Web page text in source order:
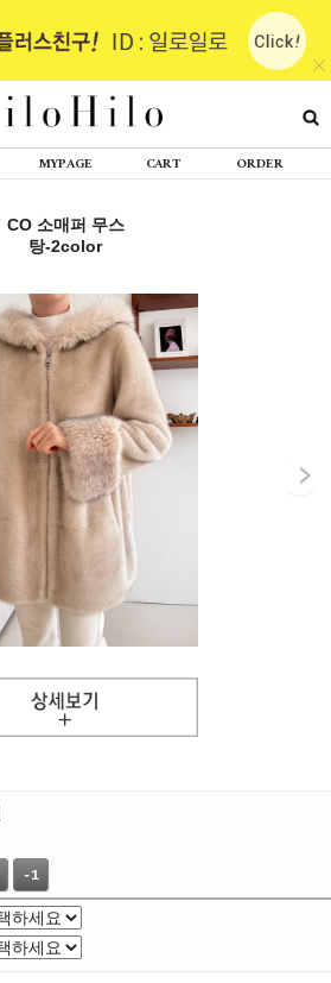
MYPAGE CART ORDER
CO 소매퍼 무스
탕-2color
-1